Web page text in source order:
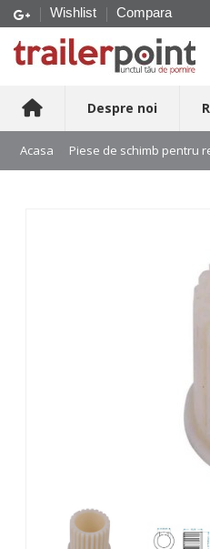
Wishlist Compara
Despre noi
Acasa Piese de schimb pentru